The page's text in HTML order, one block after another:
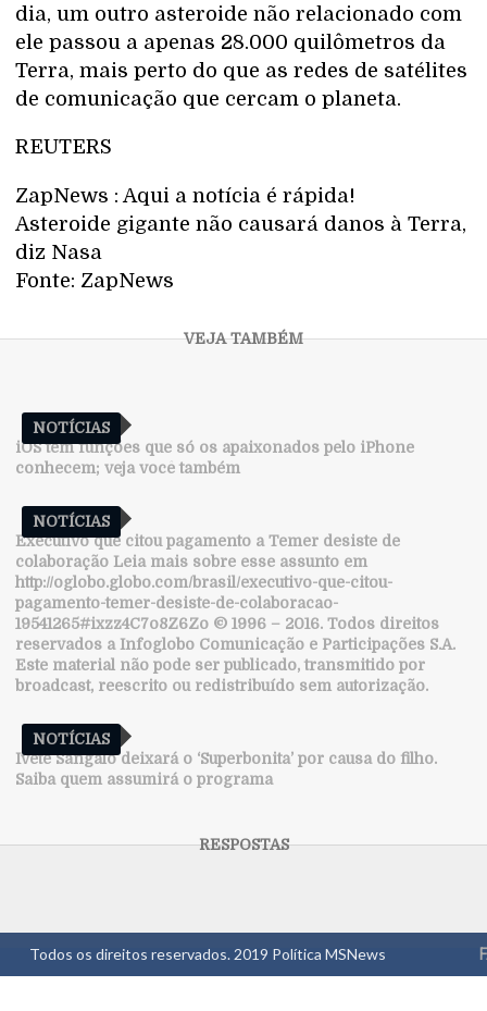
dia, um outro asteroide não relacionado com
ele passou a apenas 28.000 quilômetros da
Terra, mais perto do que as redes de satélites
de comunicação que cercam o planeta.
REUTERS
ZapNews : Aqui a notícia é rápida!
Asteroide gigante não causará danos à Terra,
diz Nasa
Fonte: ZapNews
NOTÍCIAS
iOS tem funções que só os apaixonados pelo iPhone
conhecem; veja você também
NOTÍCIAS
Executivo que citou pagamento a Temer desiste de
colaboração Leia mais sobre esse assunto em
http://oglobo.globo.com/brasil/executivo-que-citou-
pagamento-temer-desiste-de-colaboracao-
19541265#ixzz4C7o8Z6Zo © 1996 – 2016. Todos direitos
reservados a Infoglobo Comunicação e Participações S.A.
Este material não pode ser publicado, transmitido por
broadcast, reescrito ou redistribuído sem autorização.
NOTÍCIAS
Ivete Sangalo deixará o ‘Superbonita’ por causa do filho.
Saiba quem assumirá o programa
Todos os direitos reservados. 2019 Política MSNews